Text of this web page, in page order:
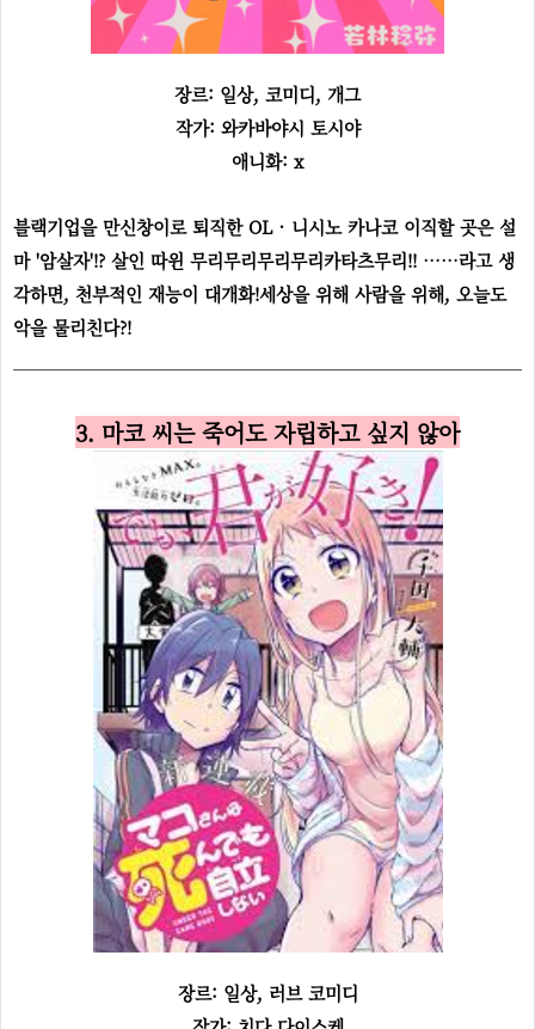
장르: 일상, 코미디, 개그
작가: 와카바야시 토시야
애니화: x
블랙기업을 만신창이로 퇴직한 OL · 니시노 카나코 이직할 곳은 설
마 '암살자'!? 살인 따윈 무리무리무리무리카타츠무리!! ……라고 생
각하면, 천부적인 재능이 대개화!세상을 위해 사람을 위해, 오늘도
악을 물리친다?!
3. 마코 씨는 죽어도 자립하고 싶지 않아
장르: 일상, 러브 코미디